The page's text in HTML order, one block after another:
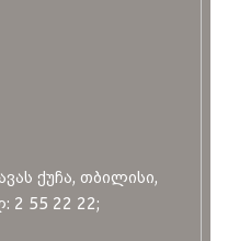
ქუჩა, თბილისი,
2 55 22 22;